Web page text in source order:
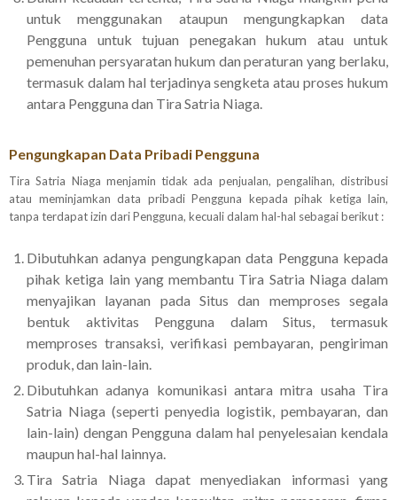
untuk menggunakan ataupun mengungkapkan data
Pengguna untuk tujuan penegakan hukum atau untuk
pemenuhan persyaratan hukum dan peraturan yang berlaku,
termasuk dalam hal terjadinya sengketa atau proses hukum
antara Pengguna dan Tira Satria Niaga.
Pengungkapan Data Pribadi Pengguna
Tira Satria Niaga menjamin tidak ada penjualan, pengalihan, distribusi
atau meminjamkan data pribadi Pengguna kepada pihak ketiga lain,
tanpa terdapat izin dari Pengguna, kecuali dalam hal-hal sebagai berikut :
Dibutuhkan adanya pengungkapan data Pengguna kepada
pihak ketiga lain yang membantu Tira Satria Niaga dalam
menyajikan layanan pada Situs dan memproses segala
bentuk aktivitas Pengguna dalam Situs, termasuk
memproses transaksi, verifikasi pembayaran, pengiriman
produk, dan lain-lain.
Dibutuhkan adanya komunikasi antara mitra usaha Tira
Satria Niaga (seperti penyedia logistik, pembayaran, dan
lain-lain) dengan Pengguna dalam hal penyelesaian kendala
maupun hal-hal lainnya.
Tira Satria Niaga dapat menyediakan informasi yang